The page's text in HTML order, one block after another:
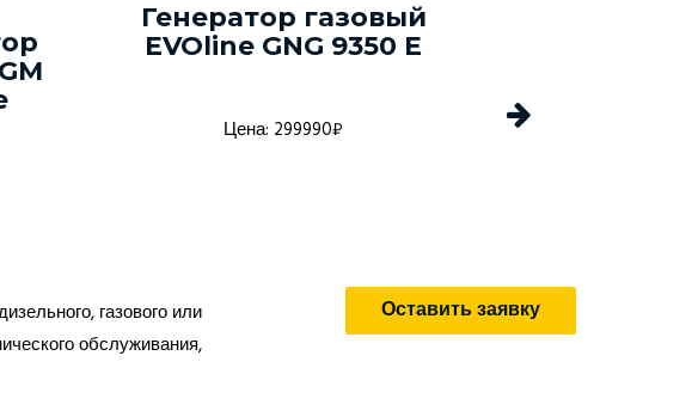
Генератор газовый
EVOline GNG 9350 E
Цена: 299990₽
газового или
обслуживания,
Оставить заявку